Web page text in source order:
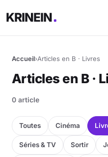
KRINEIN
Accueil›Articles en B · Livres
Articles en B ·
0 article
Toutes Cinéma
Séries & TV Sortir